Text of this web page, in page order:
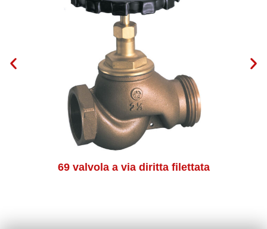
69 valvola a via diritta filettata